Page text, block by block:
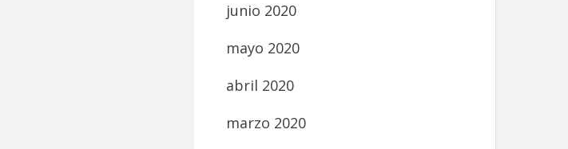
junio 2020
mayo 2020
abril 2020
marzo 2020